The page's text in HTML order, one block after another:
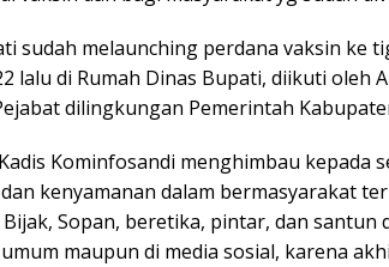
sudah melaunching perdana vaksin ke
lalu di Rumah Dinas Bupati, diikuti oleh
dilingkungan Pemerintah
Kominfosandi menghimbau kepada
kenyamanan dalam bermasyarakat
Sopan, beretika, pintar, dan santun
maupun di media sosial, karena